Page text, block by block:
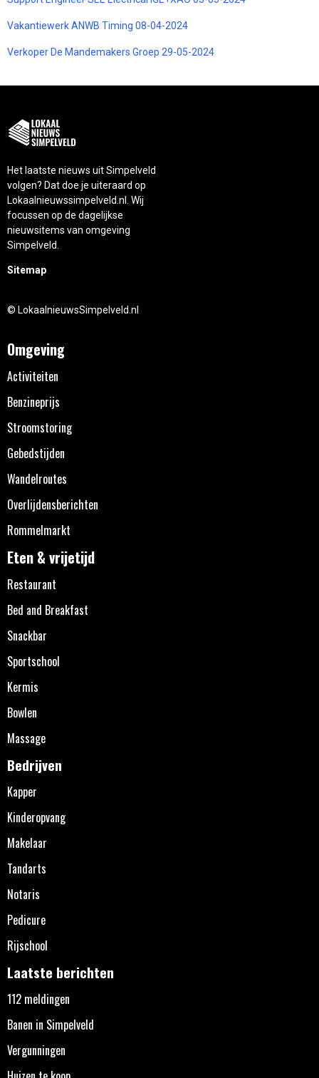
Vakantiewerk ANWB Timing 08-04-2024
Verkoper De Mandemakers Groep 29-05-2024
Het laatste nieuws uit Simpelveld
volgen? Dat doe je uiteraard op
Lokaalnieuwssimpelveld.nl. Wij
focussen op de dagelijkse
nieuwsitems van omgeving
Simpelveld.
Sitemap
© LokaalnieuwsSimpelveld.nl
Omgeving
Activiteiten
Benzineprijs
Stroomstoring
Gebedstijden
Wandelroutes
Overlijdensberichten
Rommelmarkt
Eten & vrijetijd
Restaurant
Bed and Breakfast
Snackbar
Sportschool
Kermis
Bowlen
Massage
Bedrijven
Kapper
Kinderopvang
Makelaar
Tandarts
Notaris
Pedicure
Rijschool
Laatste berichten
112 meldingen
Banen in Simpelveld
Vergunningen